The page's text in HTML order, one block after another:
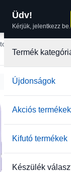
Üdv!
Kérjük, jelentkezz be.
Termék
Újdonságok
Akciós termékek
Kifutó termékek
Készülék